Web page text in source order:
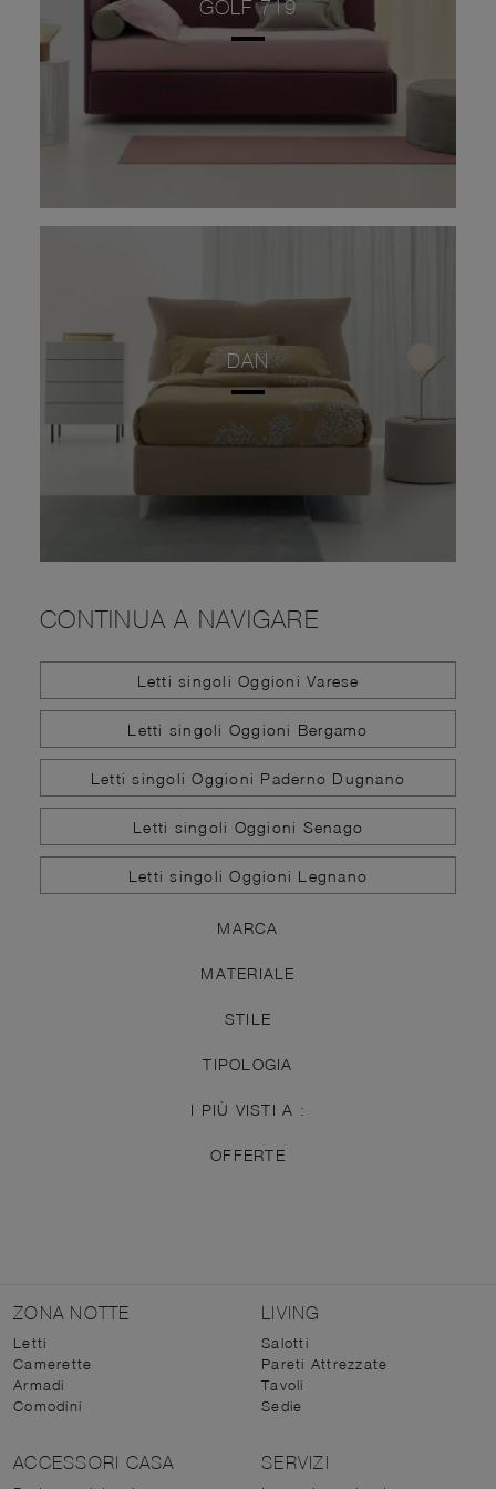
GOLF 719
DAN
CONTINUA A NAVIGARE
Letti singoli Oggioni Varese
Letti singoli Oggioni Bergamo
Letti singoli Oggioni Paderno Dugnano
Letti singoli Oggioni Senago
Letti singoli Oggioni Legnano
MARCA
MATERIALE
STILE
TIPOLOGIA
I PIÙ VISTI A :
OFFERTE
ZONA NOTTE
Letti
Camerette
Armadi
Comodini
LIVING
Salotti
Pareti Attrezzate
Tavoli
Sedie
ACCESSORI CASA SERVIZI